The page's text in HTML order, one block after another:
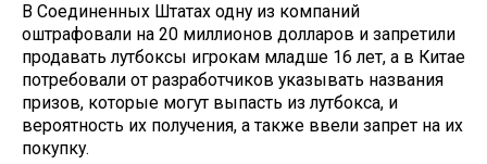
В Соединенных Штатах одну из компаний
оштрафовали на 20 миллионов долларов и запретили
продавать лутбоксы игрокам младше 16 лет, а в Китае
потребовали от разработчиков указывать названия
призов, которые могут выпасть из лутбокса, и
вероятность их получения, а также ввели запрет на их
покупку.